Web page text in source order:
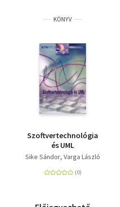
KÖNYV
Szoftvertechnológia
és UML
Sike Sándor Varga László